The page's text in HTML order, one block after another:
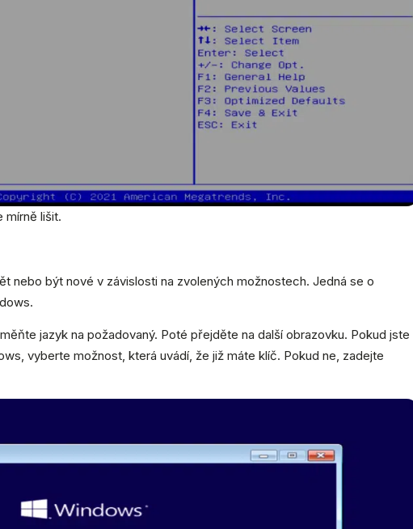
mírně lišit.
nebo být nové v závislosti na zvolených možnostech. Jedná se o
jazyk na požadovaný. Poté přejděte na další obrazovku. Pokud jste
vyberte možnost, která uvádí, že již máte klíč. Pokud ne, zadejte